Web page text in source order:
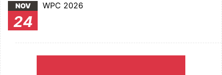
NOV
24
WPC 2026